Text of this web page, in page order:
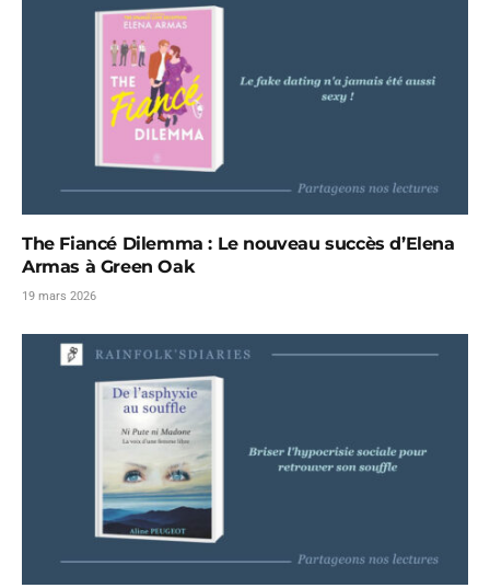
The Fiancé Dilemma : Le nouveau succès d’Elena
Armas à Green Oak
19 mars 2026